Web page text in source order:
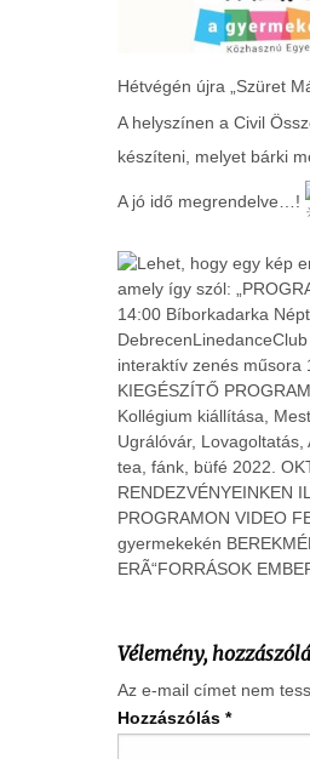
Hétvégén újra „Szüret
A helyszínen a Civil
készíteni, melyet bárki
A jó idő megrendelve…!
Vélemény,
Az e-mail címet nem
Hozzászólás *